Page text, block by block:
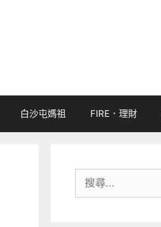
白沙屯媽祖 FIRE．理財
尋: